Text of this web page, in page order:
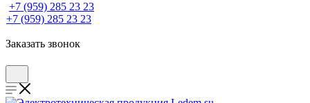
+7 (959) 285 23 23
+7 (959) 285 23 23
Заказать звонок